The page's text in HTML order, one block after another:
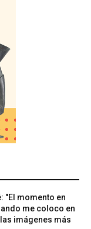
"El momento en
me coloco en
imágenes más